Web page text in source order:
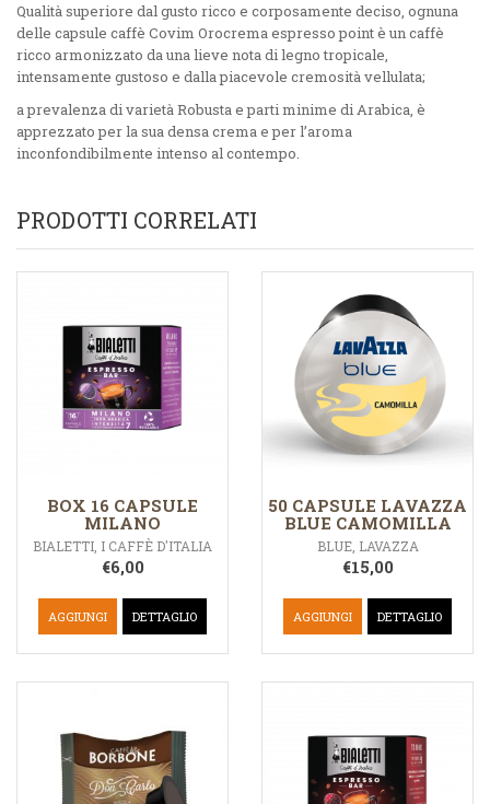
Qualità superiore dal gusto ricco e corposamente deciso, ognuna
delle capsule caffè Covim Orocrema espresso point è un caffè
ricco armonizzato da una lieve nota di legno tropicale,
intensamente gustoso e dalla piacevole cremosità vellulata;
a prevalenza di varietà Robusta e parti minime di Arabica, è
apprezzato per la sua densa crema e per l’aroma
inconfondibilmente intenso al contempo.
PRODOTTI CORRELATI
BOX 16 CAPSULE
MILANO
BIALETTI I CAFFÈ D'ITALIA
€6,00
AGGIUNGI DETTAGLIO
50 CAPSULE LAVAZZA
BLUE CAMOMILLA
BLUE, LAVAZZA
€15,00
AGGIUNGI DETTAGLIO